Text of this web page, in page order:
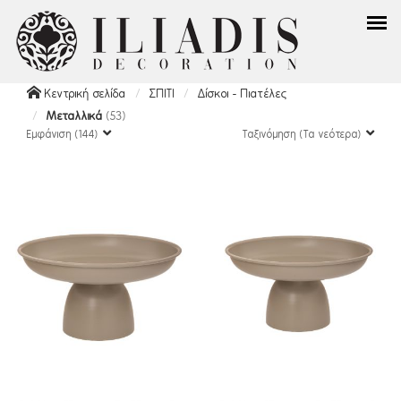
Κεντρική σελίδα ΣΠΙΤΙ
Δίσκοι - Πιατέλες
Μεταλλικά (53)
Εμφάνιση (144) Ταξινόμηση (Τα νεότερα)